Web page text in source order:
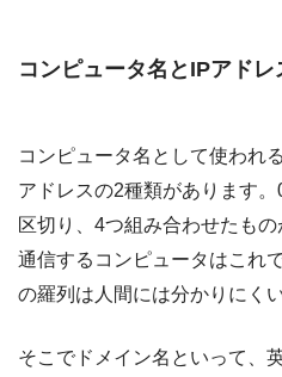
コンピュータ名とIPアドレ
コンピュータ名として使われ
アドレスの2種類があります
区切り、4つ組み合わせたも
通信するコンピュータはこれ
の羅列は人間には分かりにく
そこでドメイン名といって、